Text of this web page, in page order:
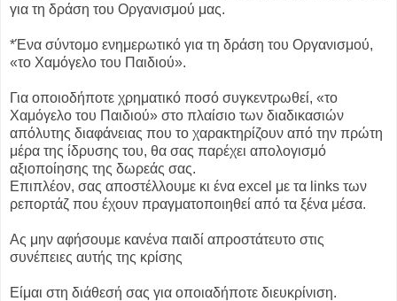
για τη δράση του Οργανισμού μας.
*Ένα σύντομο ενημερωτικό για τη δράση του Οργανισμού,
«το Χαμόγελο του Παιδιού».
Για οποιοδήποτε χρηματικό ποσό συγκεντρωθεί, «το
Χαμόγελο του Παιδιού» στο πλαίσιο των διαδικασιών
απόλυτης διαφάνειας που το χαρακτηρίζουν από την πρώτη
μέρα της ίδρυσης του, θα σας παρέχει απολογισμό
αξιοποίησης της δωρεάς σας.
Επιπλέον, σας αποστέλλουμε κι ένα excel με τα links των
ρεπορτάζ που έχουν πραγματοποιηθεί από τα ξένα μέσα.
Ας μην αφήσουμε κανένα παιδί απροστάτευτο στις
συνέπειες αυτής της κρίσης
Είμαι στη διάθεσή σας για οποιαδήποτε διευκρίνιση.